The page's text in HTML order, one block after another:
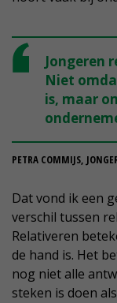
Jongeren
Niet
is, maar
PETRA COMMIJS,
Dat vond ik een
verschil tussen
Relativeren
de hand is. Het
nog niet alle
steken is doen